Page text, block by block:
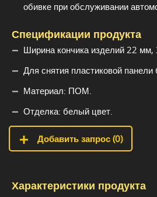
обивке при обслуживании
Спецификации продукта
Ширина кончика изделий 22
Для снятия пластиковой
Материал: ПОМ.
Отделка: белый цвет.
Добавить запрос (0)
Характеристики продукта